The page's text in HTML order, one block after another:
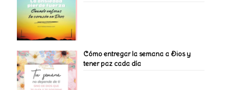
Cómo entregar la semana a Dios y
tener paz cada día